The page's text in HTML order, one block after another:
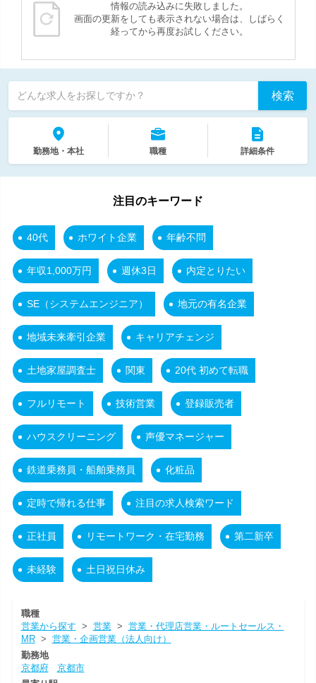
情報の読み込みに失敗しました。
画面の更新をしても表示されない場合は、しばらく
経ってから再度お試しください。
どんな求人をお探しですか？ 検索
勤務地・本社 職種 詳細条件
注目のキーワード
40代 ホワイト企業 年齢不問
年収1,000万円 週休3日 内定とりたい
SE（システムエンジニア） 地元の有名企業
地域未来牽引企業 キャリアチェンジ
土地家屋調査士 関東 20代 初めて転職
フルリモート 技術営業 登録販売者
ハウスクリーニング 声優マネージャー
鉄道乗務員・船舶乗務員 化粧品
定時で帰れる仕事 注目の求人検索ワード
正社員 リモートワーク・在宅勤務 第二新卒
未経験 土日祝日休み
職種
営業から探す > 営業> 営業・代理店営業・ルートセールス・
MR> 営業・企画営業（法人向け）
勤務地
京都府
京都市